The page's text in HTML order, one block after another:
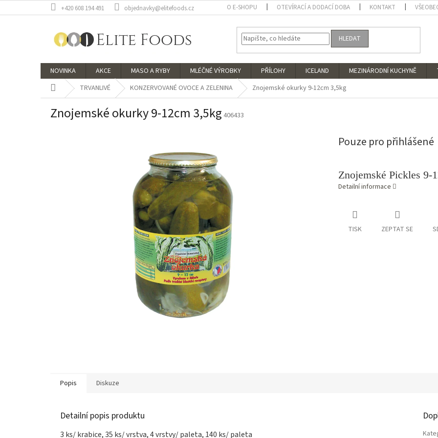
na
+420 608 194 491 objednavky@elitefoods.cz O E-SHOPU OTEVÍRACÍ A DODACÍ DOBA KONTAKT
HLEDAT
NOVINKA AKCE MASO A RYBY MLÉČNÉ VÝROBKY PŘÍLOHY ICELAND MEZINÁRODNÍ KUCHYNĚ
Domů TRVANLIVÉ KONZERVOVANÉ OVOCE A ZELENINA Znojemské okurky 9-12cm 3,5kg
Znojemské okurky 9-12cm 3,5kg 406433
Pouze pro přihlášené
Znojemské Pickles 9-
Detailní informace
TISK ZEPTAT SE
Popis Diskuze
Detailní popis produktu
3 ks/ krabice, 35 ks/ vrstva, 4 vrstvy/ paleta, 140 ks/ paleta